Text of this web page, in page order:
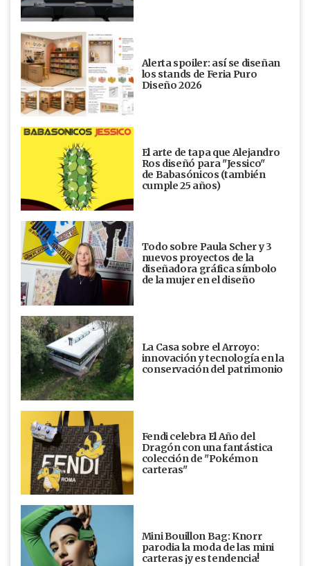
Alerta spoiler: así se diseñan
los stands de Feria Puro
Diseño 2026
El arte de tapa que Alejandro
Ros diseñó para "Jessico"
de Babasónicos (también
cumple 25 años)
Todo sobre Paula Scher y 3
nuevos proyectos de la
diseñadora gráfica símbolo
de la mujer en el diseño
La Casa sobre el Arroyo:
innovación y tecnología en la
conservación del patrimonio
Fendi celebra El Año del
Dragón con una fantástica
colección de "Pokémon
carteras"
Mini Bouillon Bag: Knorr
parodia la moda de las mini
carteras ¡y es tendencia!